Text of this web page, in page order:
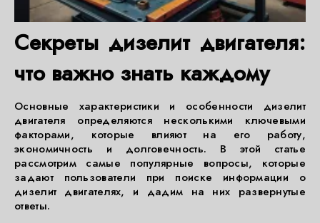
Секреты дизелит двигателя:
что важно знать каждому
Основные характеристики и особенности дизелит
двигателя определяются несколькими ключевыми
факторами, которые влияют на его работу,
экономичность и долговечность. В этой статье
рассмотрим самые популярные вопросы, которые
задают пользователи при поиске информации о
дизелит двигателях, и дадим на них развернутые
ответы.